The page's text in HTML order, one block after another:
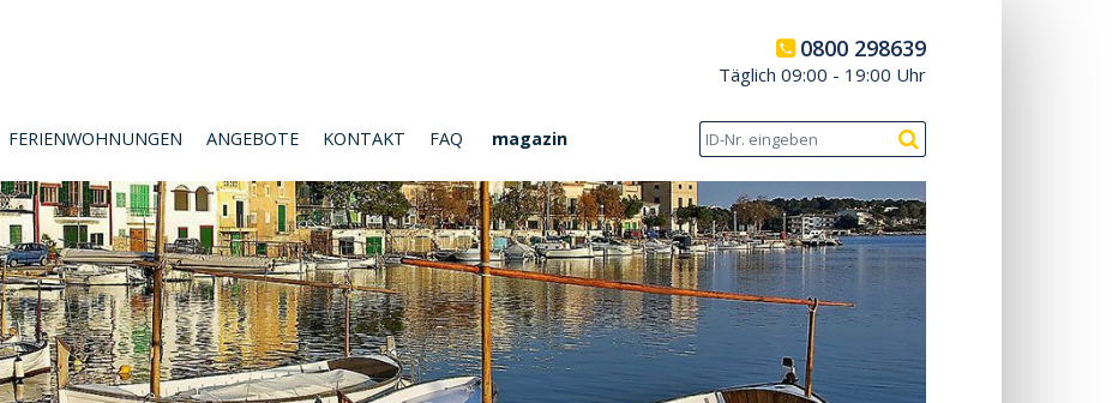
0800 298639
Täglich 09:00 - 19:00 Uhr
FERIENWOHNUNGEN ANGEBOTE KONTAKT FAQ magazin